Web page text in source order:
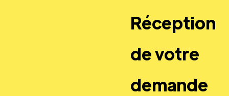
Réception
de votre
demande